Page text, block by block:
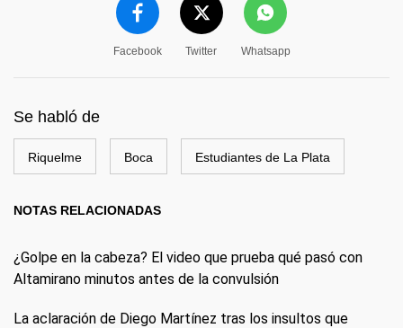
Facebook Twitter Whatsapp
Se habló de
Riquelme Boca Estudiantes de La Plata
NOTAS RELACIONADAS
¿Golpe en la cabeza? El video que prueba qué pasó con
Altamirano minutos antes de la convulsión
La aclaración de Diego Martínez tras los insultos que